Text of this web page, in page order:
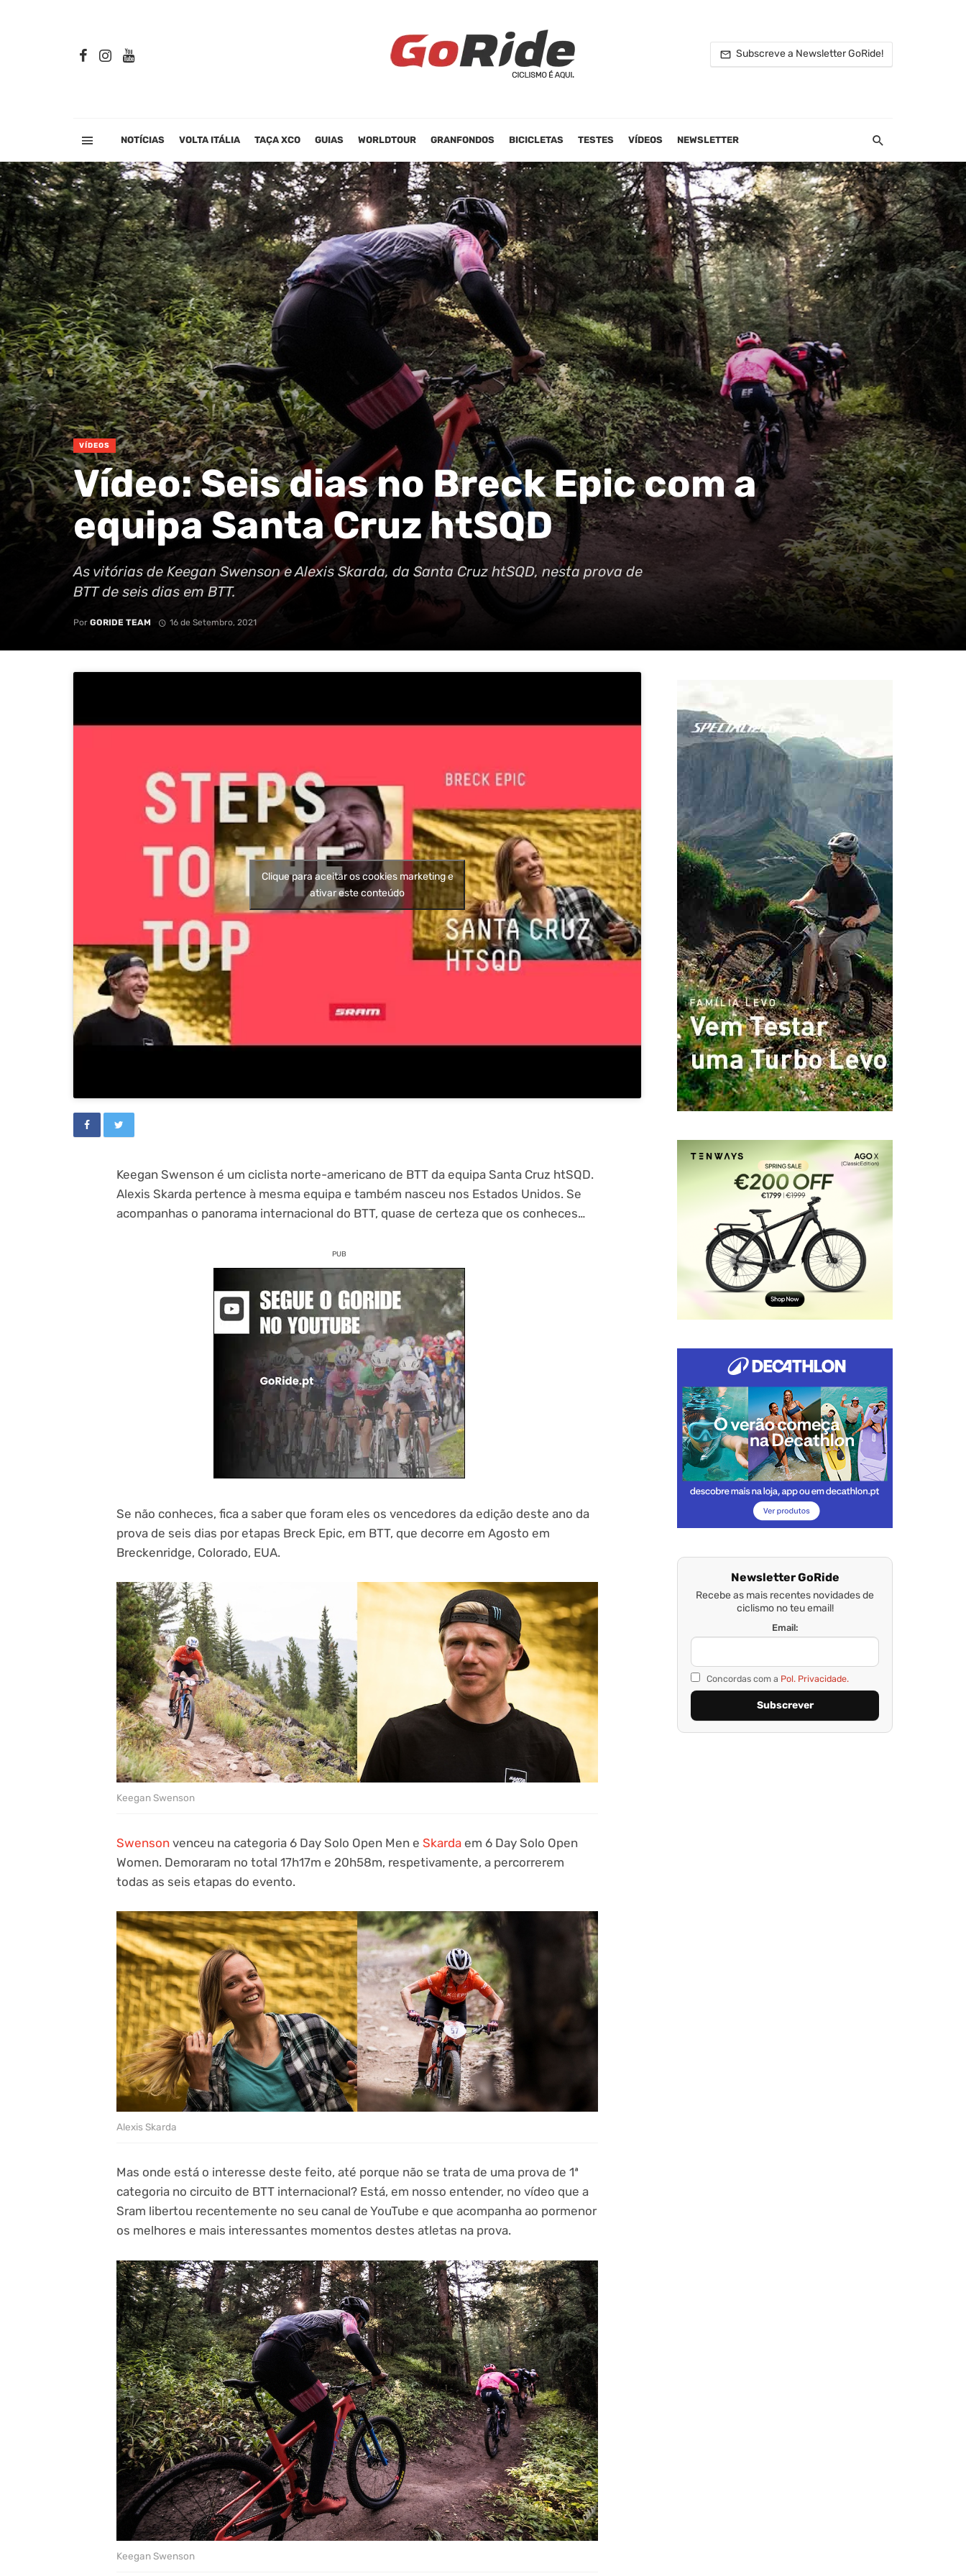
Subscreve a Newsletter GoRide!
NOTÍCIAS VOLTA ITÁLIA TAÇA XCO GUIAS WORLDTOUR GRANFONDOS BICICLETAS TESTES VÍDEOS NEWSLETTER
VÍDEOS
Vídeo: Seis dias no Breck Epic com a
equipa Santa Cruz htSQD
As vitórias de Keegan Swenson e Alexis Skarda, da Santa Cruz htSQD, nesta prova de
BTT de seis dias em BTT.
Por GORIDE TEAM 16 de Setembro, 2021
Clique para aceitar os cookies marketing e
ativar este conteúdo
Keegan Swenson é um ciclista norte-americano de BTT da equipa Santa Cruz htSQD.
Alexis Skarda pertence à mesma equipa e também nasceu nos Estados Unidos. Se
acompanhas o panorama internacional do BTT, quase de certeza que os conheces…
PUB
Se não conheces, fica a saber que foram eles os vencedores da edição deste ano da
prova de seis dias por etapas Breck Epic, em BTT, que decorre em Agosto em
Breckenridge, Colorado, EUA.
Keegan Swenson
Swenson venceu na categoria 6 Day Solo Open Men e Skarda em 6 Day Solo Open
Women. Demoraram no total 17h17m e 20h58m, respetivamente, a percorrerem
todas as seis etapas do evento.
Alexis Skarda
Mas onde está o interesse deste feito, até porque não se trata de uma prova de 1ª
categoria no circuito de BTT internacional? Está, em nosso entender, no vídeo que a
Sram libertou recentemente no seu canal de YouTube e que acompanha ao pormenor
os melhores e mais interessantes momentos destes atletas na prova.
Keegan Swenson
Newsletter GoRide
Recebe as mais recentes novidades de
ciclismo no teu email!
Email:
Concordas com a Pol. Privacidade.